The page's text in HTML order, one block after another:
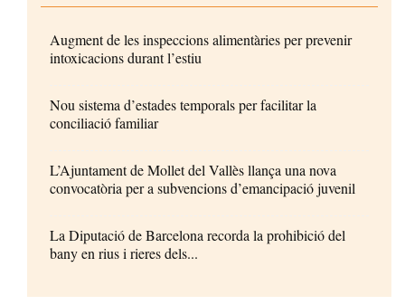
Augment de les inspeccions alimentàries per prevenir
intoxicacions durant l’estiu
Nou sistema d’estades temporals per facilitar la
conciliació familiar
L’Ajuntament de Mollet del Vallès llança una nova
convocatòria per a subvencions d’emancipació juvenil
La Diputació de Barcelona recorda la prohibició del
bany en rius i rieres dels...